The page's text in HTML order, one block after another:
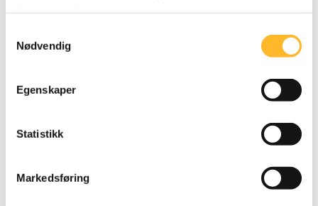
Nødvendig
Egenskaper
Statistikk
Markedsføring